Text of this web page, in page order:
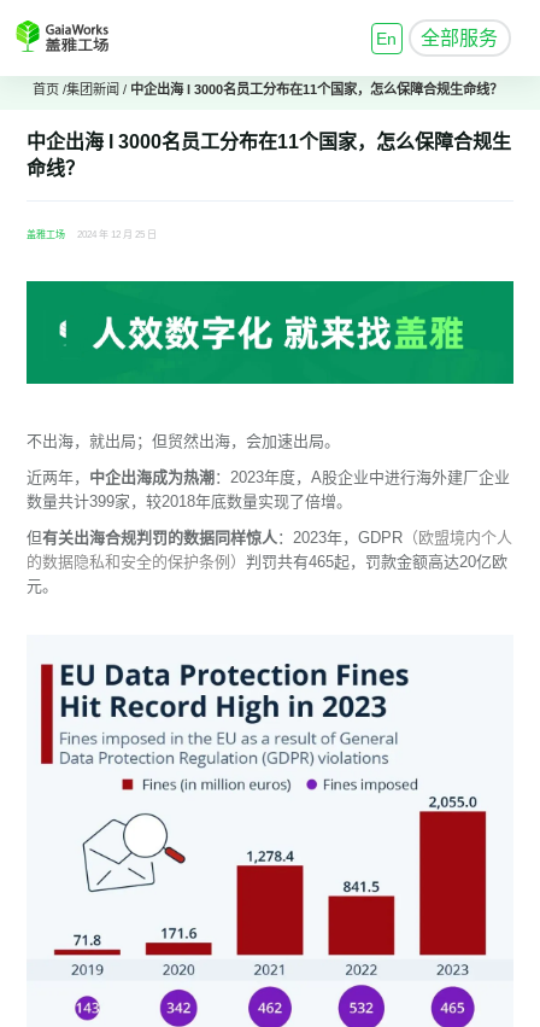
En 全部服务
首页 /集团新闻 / 中企出海 l 3000名员工分布在11个国家，怎么保障合规生命线？
中企出海 l 3000名员工分布在11个国家，怎么保障合规生
命线？
盖雅工场 2024 年 12 月 25 日
不出海，就出局；但贸然出海，会加速出局。
近两年， 中企出海成为热潮 ：2023年度，A股企业中进行海外建厂企业
数量共计399家，较2018年底数量实现了倍增。
但有关出海合规判罚的数据同样惊人 ：2023年，GDPR （欧盟境内个人
的数据隐私和安全的保护条例）判罚共有465起，罚款金额高达20亿欧
元。